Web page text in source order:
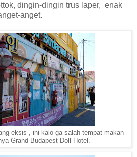
dingin-dingin trus laper, enak
anget.
eksis , ini kalo ga salah tempat makan
Grand Budapest Doll Hotel.